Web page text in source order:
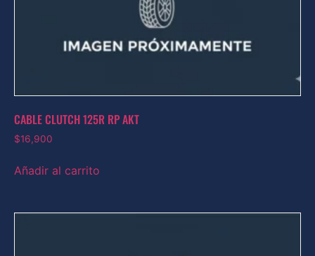
CABLE CLUTCH 125R RP AKT
$16,900
Añadir al carrito